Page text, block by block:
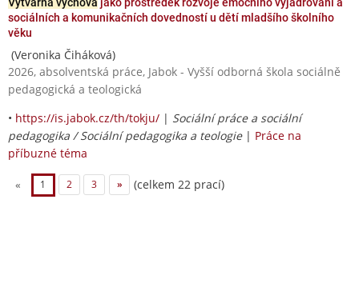
sociálních a komunikačních dovedností u dětí mladšího školního
věku
(Veronika Čiháková)
2026, absolventská práce, Jabok - Vyšší odborná škola sociálně
pedagogická a teologická
• https://is.jabok.cz/th/tokju/ | Sociální práce a sociální
pedagogika / Sociální pedagogika a teologie| Práce na
příbuzné téma
« 1 2 3 » (celkem 22 prací)